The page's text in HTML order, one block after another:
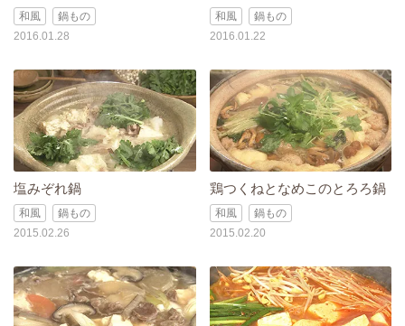
和風
鍋もの
2016.01.28
和風
鍋もの
2016.01.22
塩みぞれ鍋
和風
鍋もの
2015.02.26
鶏つくねとなめこのとろろ鍋
和風
鍋もの
2015.02.20